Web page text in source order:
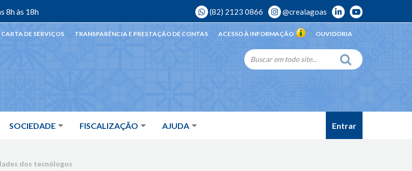
8h às 18h (82) 2123 0866 @crealagoas
SOCIEDADE FISCALIZAÇÃO AJUDA
OUVIDORIA
ACESSO À INFORMAÇÃO
TRANSPARÊNCIA E PRESTAÇÃO DE CONTAS
CARTA DE SERVIÇOS
Entrar
dos tecnólogos